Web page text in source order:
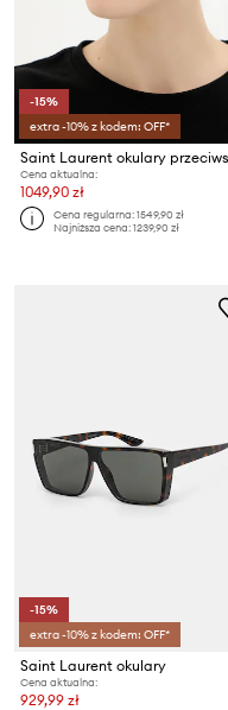
-15%
extra -10% z kodem: OFF*
Cena aktualna:
1049,90 zł
Cena regularna:1549,90 zł
Najniższa cena:1239,90 zł
-15%
extra -10% z kodem: OFF*
Saint Laurent okulary
Cena aktualna:
929,99 zł